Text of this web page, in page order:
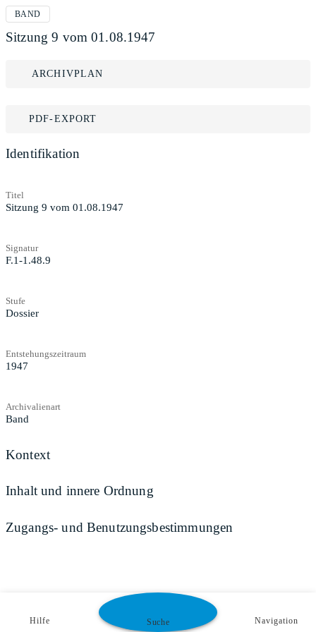
BAND
Sitzung 9 vom 01.08.1947
ARCHIVPLAN
PDF-EXPORT
Identifikation
Titel
Sitzung 9 vom 01.08.1947
Signatur
F.1-1.48.9
Stufe
Dossier
Entstehungszeitraum
1947
Archivalienart
Band
Kontext
Inhalt und innere Ordnung
Zugangs- und Benutzungsbestimmungen
Hilfe Suche Navigation